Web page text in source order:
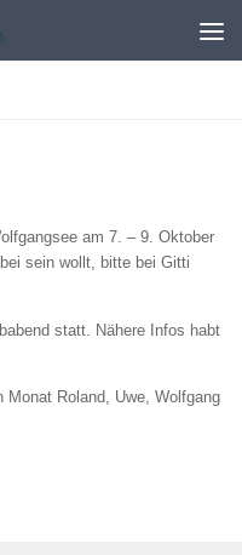
am 7. – 9. Oktober
sein wollt, bitte bei Gitti
statt. Nähere Infos habt
Monat Roland, Uwe, Wolfgang